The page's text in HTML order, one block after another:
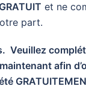
GRATUIT et ne
part.
Veuillez
afin